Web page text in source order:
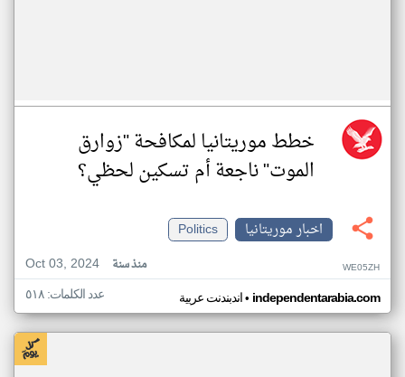
خطط موريتانيا لمكافحة "زوارق
الموت" ناجعة أم تسكين لحظي؟
اخبار موريتانيا
Politics
Oct 03, 2024
منذ سنة WE05ZH
اندبندنت عربية• independentarabia.com عدد الكلمات: ٥١٨